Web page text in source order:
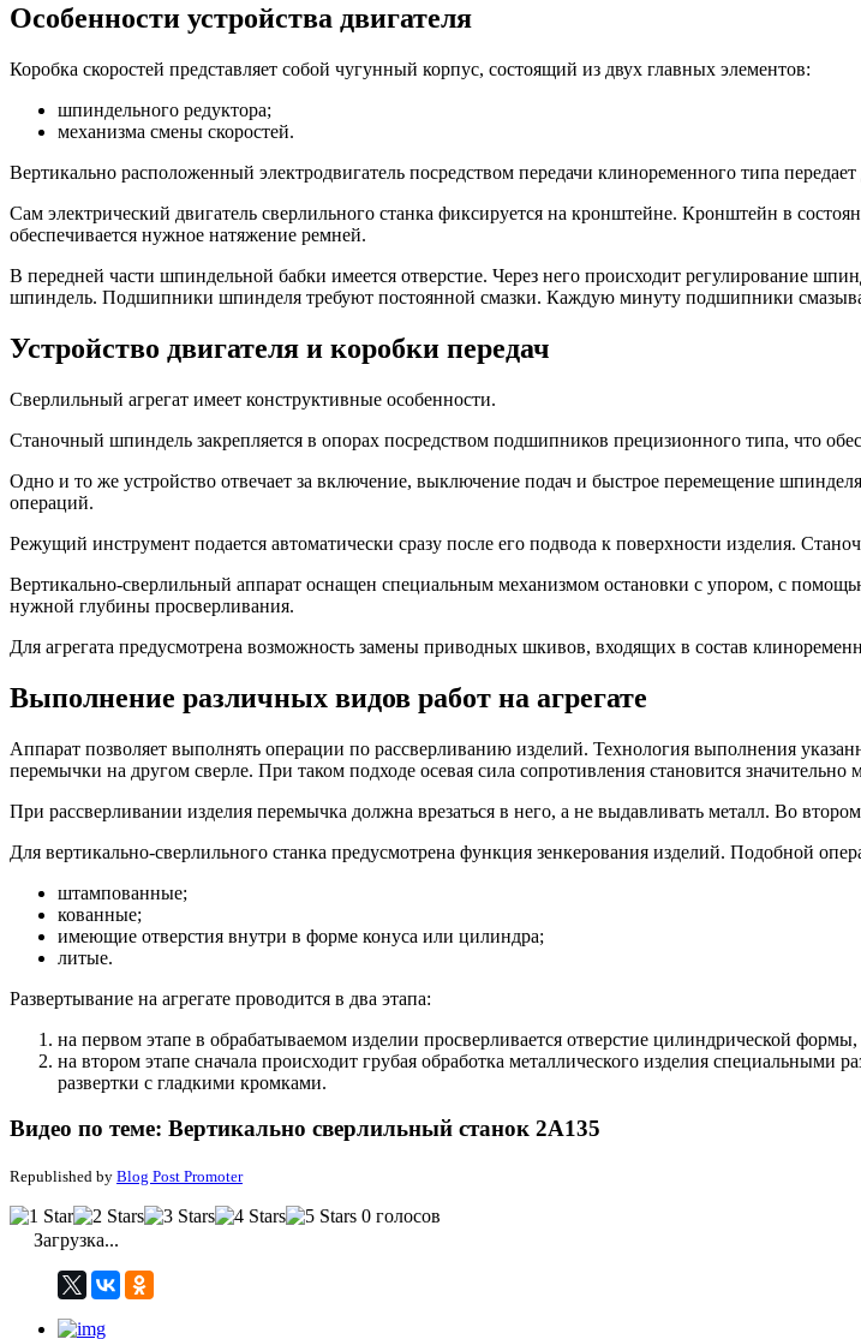
Особенности устройства двигателя
Коробка скоростей представляет собой чугунный корпус, состоящий из двух главных элементов:
шпиндельного редуктора;
механизма смены скоростей.
Вертикально расположенный электродвигатель посредством передачи клиноременного типа
Сам электрический двигатель сверлильного станка фиксируется на кронштейне. Кронштейн в
обеспечивается нужное натяжение ремней.
В передней части шпиндельной бабки имеется отверстие. Через него происходит регулирование
шпиндель. Подшипники шпинделя требуют постоянной смазки. Каждую минуту подшипники
Устройство двигателя и коробки передач
Сверлильный агрегат имеет конструктивные особенности.
Станочный шпиндель закрепляется в опорах посредством подшипников прецизионного типа, что
Одно и то же устройство отвечает за включение, выключение подач и быстрое перемещение
операций.
Режущий инструмент подается автоматически сразу после его подвода к поверхности изделия.
Вертикально-сверлильный аппарат оснащен специальным механизмом остановки с упором, с
нужной глубины просверливания.
Для агрегата предусмотрена возможность замены приводных шкивов, входящих в состав
Выполнение различных видов работ на агрегате
Аппарат позволяет выполнять операции по рассверливанию изделий. Технология выполнения
перемычки на другом сверле. При таком подходе осевая сила сопротивления становится значительно
При рассверливании изделия перемычка должна врезаться в него, а не выдавливать металл. Во
Для вертикально-сверлильного станка предусмотрена функция зенкерования изделий. Подобной
штампованные;
кованные;
имеющие отверстия внутри в форме конуса или цилиндра;
литые.
Развертывание на агрегате проводится в два этапа:
на первом этапе в обрабатываемом изделии просверливается отверстие цилиндрической
на втором этапе сначала происходит грубая обработка металлического изделия специальными
развертки с гладкими кромками.
Видео по теме: Вертикально сверлильный станок 2А135
Republished by Blog Post Promoter
0 голосов
Загрузка...